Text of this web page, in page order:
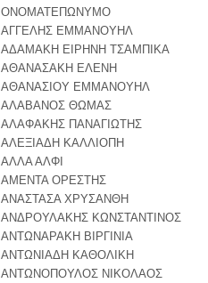
ΟΝΟΜΑΤΕΠΩΝΥΜΟ
ΑΓΓΕΛΗΣ ΕΜΜΑΝΟΥΗΛ
ΑΔΑΜΑΚΗ ΕΙΡΗΝΗ ΤΣΑΜΠΙΚΑ
ΑΘΑΝΑΣΑΚΗ ΕΛΕΝΗ
ΑΘΑΝΑΣΙΟΥ ΕΜΜΑΝΟΥΗΛ
ΑΛΑΒΑΝΟΣ ΘΩΜΑΣ
ΑΛΑΦΑΚΗΣ ΠΑΝΑΓΙΩΤΗΣ
ΑΛΕΞΙΑΔΗ ΚΑΛΛΙΟΠΗ
ΑΛΛΑ ΑΛΦΙ
ΑΜΕΝΤΑ ΟΡΕΣΤΗΣ
ΑΝΑΣΤΑΣΑ ΧΡΥΣΑΝΘΗ
ΑΝΔΡΟΥΛΑΚΗΣ ΚΩΝΣΤΑΝΤΙΝΟΣ
ΑΝΤΩΝΑΡΑΚΗ ΒΙΡΓΙΝΙΑ
ΑΝΤΩΝΙΑΔΗ ΚΑΘΟΛΙΚΗ
ΑΝΤΩΝΟΠΟΥΛΟΣ ΝΙΚΟΛΑΟΣ